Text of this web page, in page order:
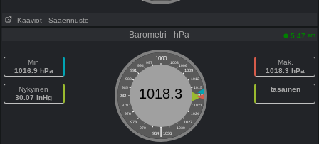
Kaaviot - Sääennuste
Barometri - hPa 5:47 am
Min
1016.9 hPa
Nykyinen
30.07 inHg
1000
997 1003
994
1006
991
1009
988
1012
985
1015
982
1018
979
1021
976
1024
973
1027
970
1030
|
964 1036
1018.3
Mak.
1018.3 hPa
tasainen